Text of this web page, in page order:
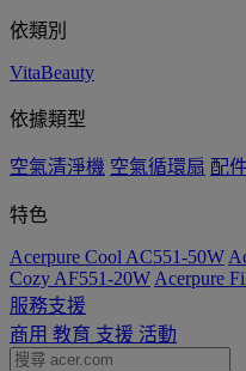
依類別
VitaBeauty
依據類型
空氣清淨機 空氣循環扇 配
特色
Acerpure Cool AC551-50W
Cozy AF551-20W Acerpure
服務支援
商用 教育 支援 活動